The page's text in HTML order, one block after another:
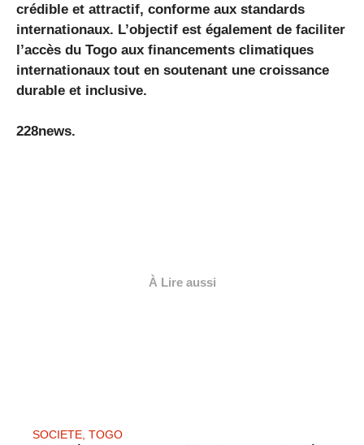
crédible et attractif, conforme aux standards
internationaux. L’objectif est également de faciliter
l’accès du Togo aux financements climatiques
internationaux tout en soutenant une croissance
durable et inclusive.
228news.
À Lire aussi
SOCIETE TOGO